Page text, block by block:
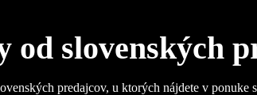
od slovenských
predajcov, u ktorých nájdete v